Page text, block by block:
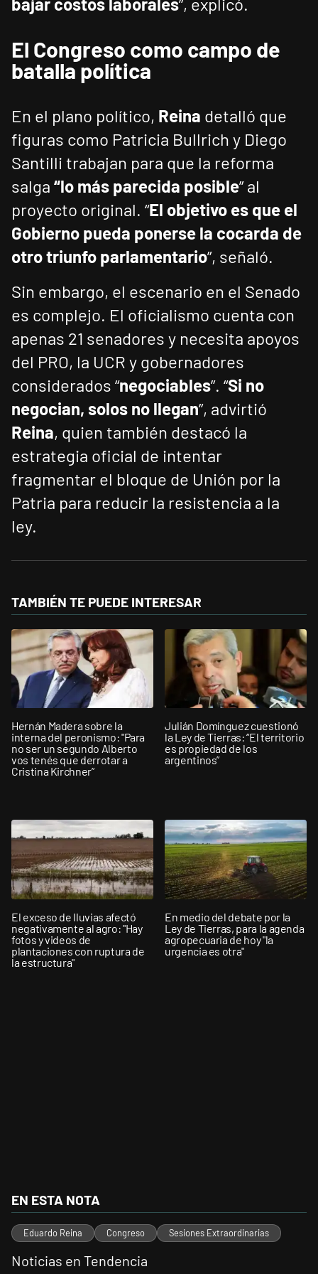
El Congreso como campo de
batalla política
En el plano político, Reina detalló que
figuras como Patricia Bullrich y Diego
Santilli trabajan para que la reforma
salga “lo más parecida posible” al
proyecto original. “El objetivo es que el
Gobierno pueda ponerse la cocarda de
otro triunfo parlamentario”, señaló.
Sin embargo, el escenario en el Senado
es complejo. El oficialismo cuenta con
apenas 21 senadores y necesita apoyos
del PRO, la UCR y gobernadores
considerados “negociables”. “Si no
negocian, solos no llegan”, advirtió
Reina, quien también destacó la
estrategia oficial de intentar
fragmentar el bloque de Unión por la
Patria para reducir la resistencia a la
ley.
TAMBIÉN TE PUEDE INTERESAR
Hernán Madera sobre la
interna del peronismo: "Para
no ser un segundo Alberto
vos tenés que derrotar a
Cristina Kirchner”
Julián Domínguez cuestionó
la Ley de Tierras: “El territorio
es propiedad de los
argentinos”
El exceso de lluvias afectó
negativamente al agro: "Hay
fotos y videos de
plantaciones con ruptura de
la estructura"
En medio del debate por la
Ley de Tierras, para la agenda
agropecuaria de hoy "la
urgencia es otra"
EN ESTA NOTA
Eduardo Reina Congreso Sesiones Extraordinarias
Noticias en Tendencia